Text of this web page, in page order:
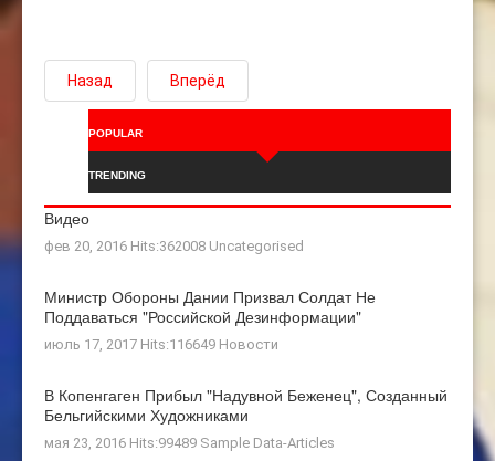
Назад Вперёд
POPULAR
TRENDING
Видео
фев 20, 2016 Hits:362008 Uncategorised
Министр Обороны Дании Призвал Солдат Не
Поддаваться "российской Дезинформации"
июль 17, 2017 Hits:116649 Новости
В Копенгаген Прибыл "Надувной Беженец", Созданный
Бельгийскими Художниками
мая 23, 2016 Hits:99489 Sample Data-Articles